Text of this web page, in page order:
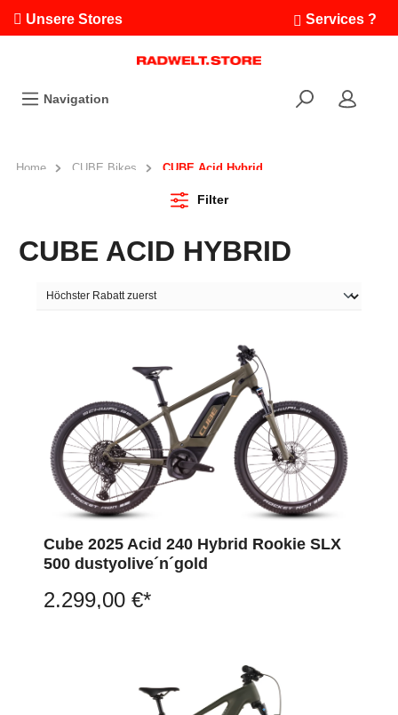
Unsere Stores Services ?
Ausfahrten
Bikefinder
Navigation
Home CUBE Bikes CUBE Acid Hybrid
Filter
CUBE ACID HYBRID
Cube 2025 Acid 240 Hybrid Rookie SLX
500 dustyolive´n´gold
2.299,00 €*